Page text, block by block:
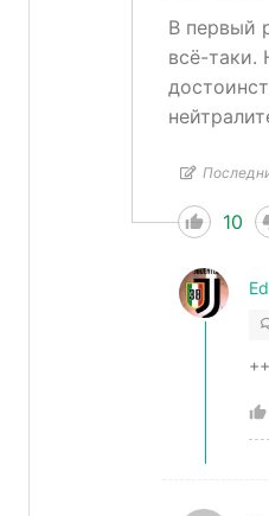
В первый
всё-таки.
10